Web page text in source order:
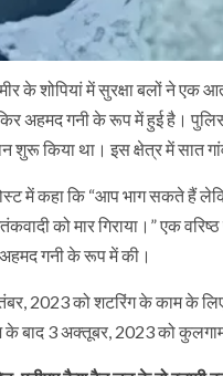
के शोपियां में सुरक्षा बलों ने एक
अहमद गनी के रूप में हुई है।
शुरू किया था। इस क्षेत्र में सात
में कहा कि “आप भाग सकते हैं
को मार गिराया।” एक
गनी के रूप में की।
2023 को शटरिंग के काम के
बाद 3 अक्तूबर, 2023 को